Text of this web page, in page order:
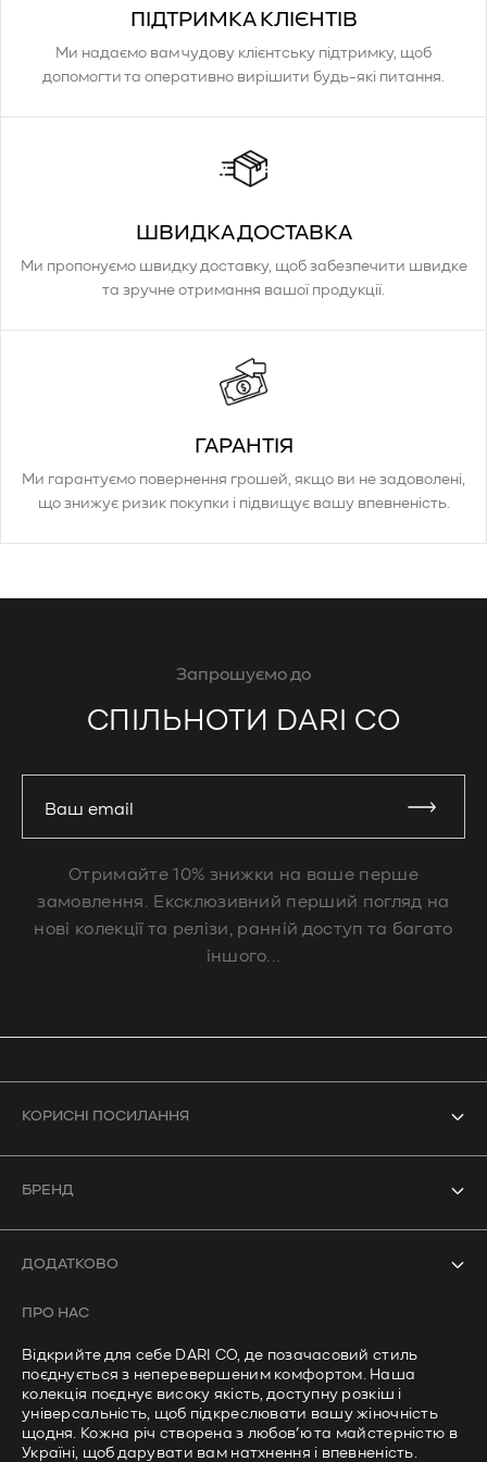
ПІДТРИМКА КЛІЄНТІВ
Ми надаємо вам чудову клієнтську підтримку, щоб
допомогти та оперативно вирішити будь-які питання.
ШВИДКА ДОСТАВКА
Ми пропонуємо швидку доставку, щоб забезпечити швидке
та зручне отримання вашої продукції.
ГАРАНТІЯ
Ми гарантуємо повернення грошей, якщо ви не задоволені,
що знижує ризик покупки і підвищує вашу впевненість.
Запрошуємо до
СПІЛЬНОТИ DARI CO
Ваш email
Отримайте 10% знижки на ваше перше
замовлення. Ексклюзивний перший погляд на
нові колекції та релізи, ранній доступ та багато
іншого...
ПРО НАС
Відкрийте для себе DARI CO, де позачасовий стиль
поєднується з неперевершеним комфортом. Наша
колекція поєднує високу якість, доступну розкіш і
універсальність, щоб підкреслювати вашу жіночність
щодня. Кожна річ створена з любов’ю та майстерністю в
Україні, щоб дарувати вам натхнення і впевненість.
КОРИСНІ ПОСИЛАННЯ
Купальники
Лонгсліви
Штани
БРЕНД
ДОДАТКОВО
Політика доставки
Політика приватності
Умови використання